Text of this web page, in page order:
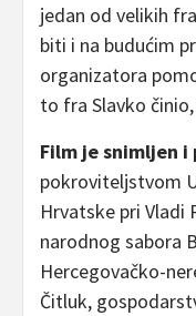
jedan od velikih
biti i na budućim
organizatora
to fra Slavko
Film je snimljen
pokroviteljstvom
Hrvatske pri Vladi
narodnog sabora
Hercegovačko-
Čitluk,